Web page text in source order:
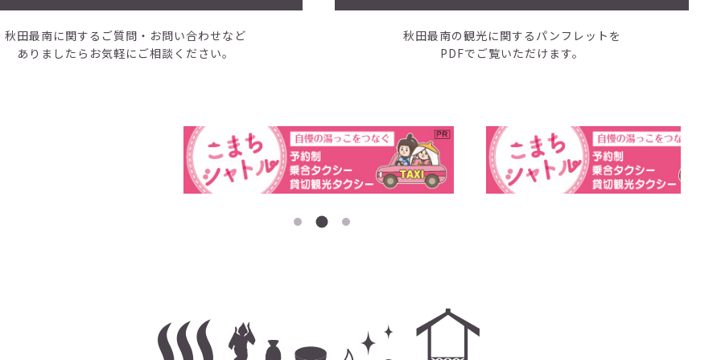
秋田最南に関するご質問・お問い合わせなど
ありましたらお気軽にご相談ください。
秋田最南の観光に関するパンフレットを
PDFでご覧いただけます。